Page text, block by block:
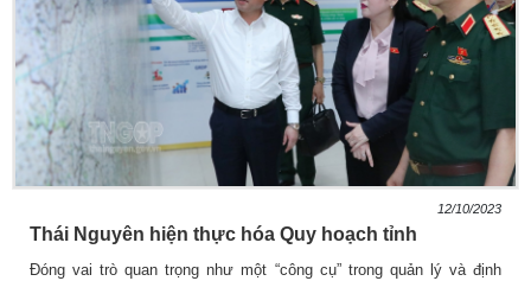
12/10/2023
Thái Nguyên hiện thực hóa Quy hoạch tỉnh
Đóng vai trò quan trọng như một “công cụ” trong quản lý và định